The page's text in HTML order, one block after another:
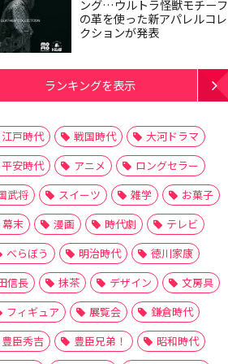
ング…ウルトラ怪獣モチーフ
の革を使った新アパレルコレ
クションが発表
ランキングを表示
江戸時代 戦国時代
大河ドラマ
平安時代
アニメ
ロングセラー
武将
スイーツ 雑学
お菓子
幕末
漫画 時代劇
テレビ
べらぼう
明治時代
徳川家康
信長
抹茶 デザイン
文房具
フィギュア
展覧会
鎌倉時代
豊臣秀吉
豊臣兄弟！
昭和時代